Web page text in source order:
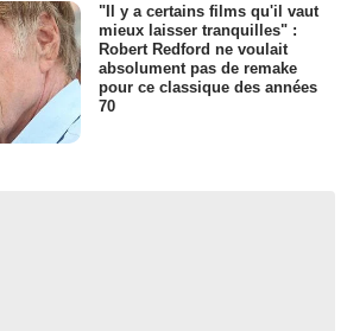
"Il y a certains films qu'il vaut
mieux laisser tranquilles" :
Robert Redford ne voulait
absolument pas de remake
pour ce classique des années
70